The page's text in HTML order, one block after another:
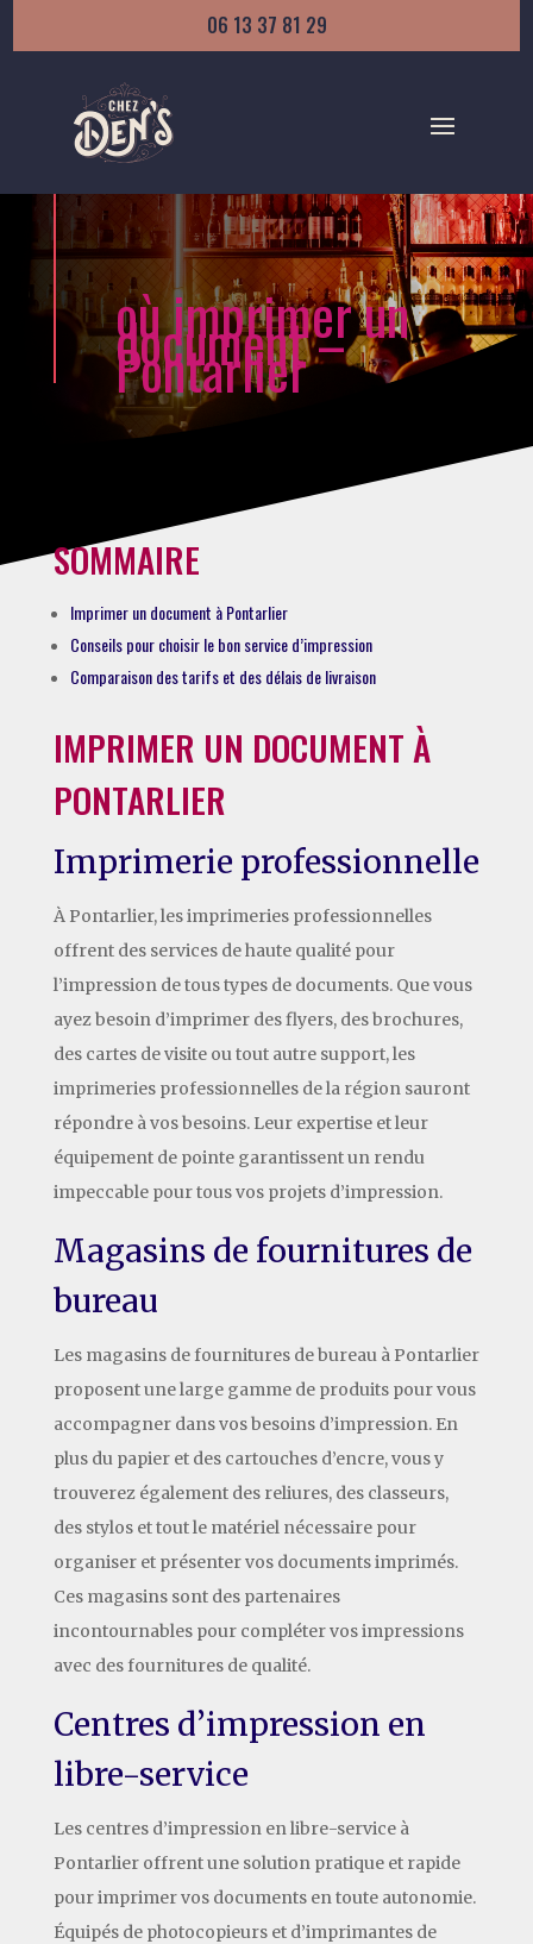
06 13 37 81 29
où imprimer un
document –
Pontarlier
SOMMAIRE
Imprimer un document à Pontarlier
Conseils pour choisir le bon service d’impression
Comparaison des tarifs et des délais de livraison
IMPRIMER UN DOCUMENT À
PONTARLIER
Imprimerie professionnelle
À Pontarlier, les imprimeries professionnelles
offrent des services de haute qualité pour
l’impression de tous types de documents. Que vous
ayez besoin d’imprimer des flyers, des brochures,
des cartes de visite ou tout autre support, les
imprimeries professionnelles de la région sauront
répondre à vos besoins. Leur expertise et leur
équipement de pointe garantissent un rendu
impeccable pour tous vos projets d’impression.
Magasins de fournitures de
bureau
Les magasins de fournitures de bureau à Pontarlier
proposent une large gamme de produits pour vous
accompagner dans vos besoins d’impression. En
plus du papier et des cartouches d’encre, vous y
trouverez également des reliures, des classeurs,
des stylos et tout le matériel nécessaire pour
organiser et présenter vos documents imprimés.
Ces magasins sont des partenaires
incontournables pour compléter vos impressions
avec des fournitures de qualité.
Centres d’impression en
libre-service
Les centres d’impression en libre-service à
Pontarlier offrent une solution pratique et rapide
pour imprimer vos documents en toute autonomie.
Équipés de photocopieurs et d’imprimantes de